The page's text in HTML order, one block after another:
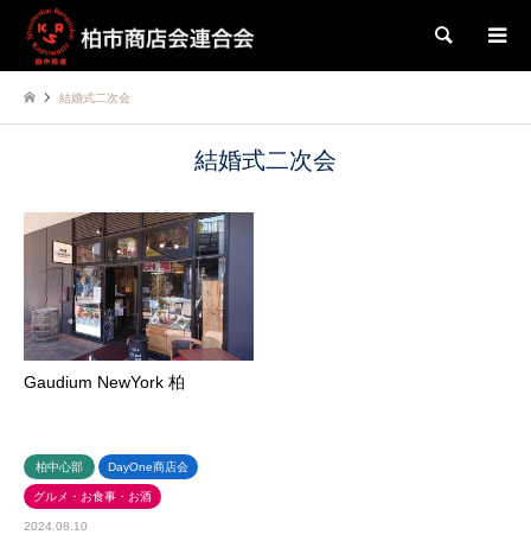
検索
結婚式二次会
結婚式二次会
Gaudium NewYork 柏
柏中心部 DayOne商店会
グルメ・お食事・お酒
2024.08.10